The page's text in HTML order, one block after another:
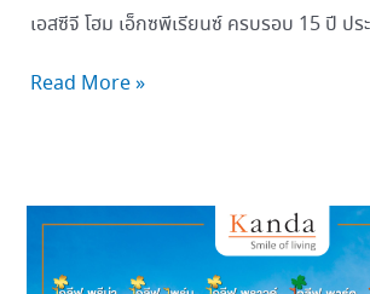
เอสซีจี โฮม เอ็กซพีเรียนซ์ ครบรอบ 15 ปี ปร
Read More »